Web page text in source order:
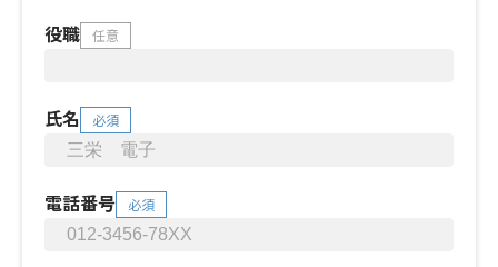
役職 任意
氏名 必須
電話番号 必須